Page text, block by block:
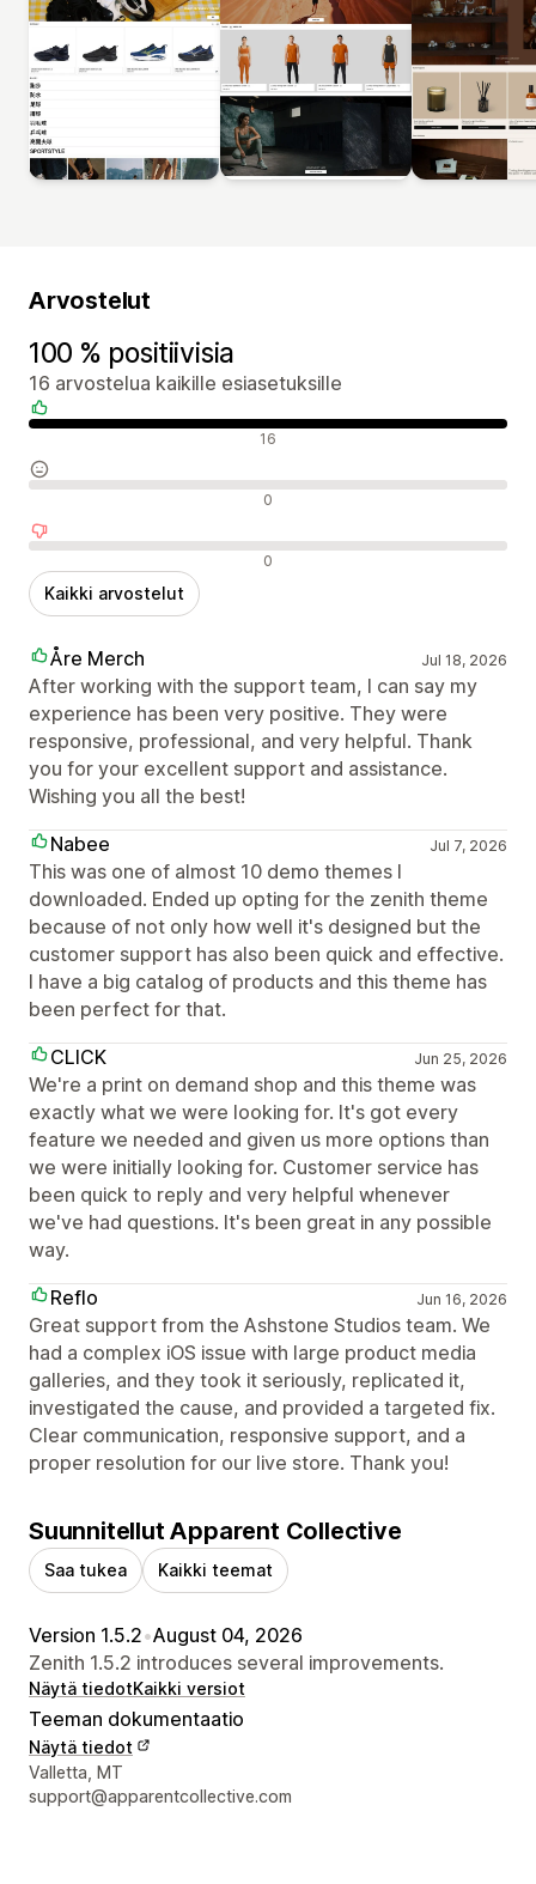
Arvostelut
100 % positiivisia
16 arvostelua kaikille esiasetuksille
Positiiviset arvostelut 16
Neutraalit arvostelut 0
Negatiiviset arvostelut 0
Kaikki arvostelut
Åre Merch Jul 18, 2026
After working with the support team, I can say my
experience has been very positive. They were
responsive, professional, and very helpful. Thank
you for your excellent support and assistance.
Wishing you all the best!
Nabee
Jul 7, 2026
This was one of almost 10 demo themes I
downloaded. Ended up opting for the zenith theme
because of not only how well it's designed but the
customer support has also been quick and effective.
I have a big catalog of products and this theme has
been perfect for that.
CLICK
Jun 25, 2026
We're a print on demand shop and this theme was
exactly what we were looking for. It's got every
feature we needed and given us more options than
we were initially looking for. Customer service has
been quick to reply and very helpful whenever
we've had questions. It's been great in any possible
way.
Reflo
Jun 16, 2026
Great support from the Ashstone Studios team. We
had a complex iOS issue with large product media
galleries, and they took it seriously, replicated it,
investigated the cause, and provided a targeted fix.
Clear communication, responsive support, and a
proper resolution for our live store. Thank you!
Suunnitellut Apparent Collective
Saa tukea Kaikki teemat
Version 1.5.2•August 04, 2026
Zenith 1.5.2 introduces several improvements.
Näytä tiedotKaikki versiot
Teeman dokumentaatio
Näytä tiedot
Suunnittelijan yhteystiedot
Valletta, MT
support@apparentcollective.com